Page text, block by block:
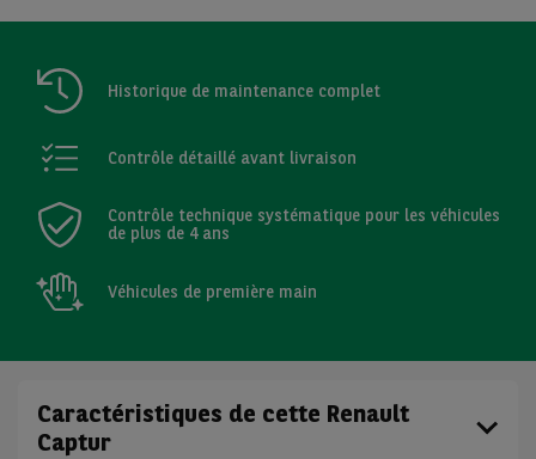
Historique de maintenance complet
Contrôle détaillé avant livraison
Contrôle technique systématique pour les véhicules
de plus de 4 ans
Véhicules de première main
Caractéristiques de cette Renault
Captur